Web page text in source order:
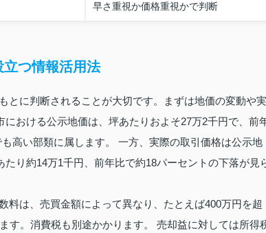
早さ重視か価格重視かで判断
つ情報活用法
とに判断されることが大切です。まずは地価の変動や実
おける公示地価は、坪あたりおよそ27万2千円で、前
高い部類に属します。 一方、実際の取引価格は公示地
り約14万1千円、前年比で約18パーセントの下落が見
料は、売買金額によって異なり、たとえば400万円を超
す。消費税も別途かかります。 売却益に対しては所得